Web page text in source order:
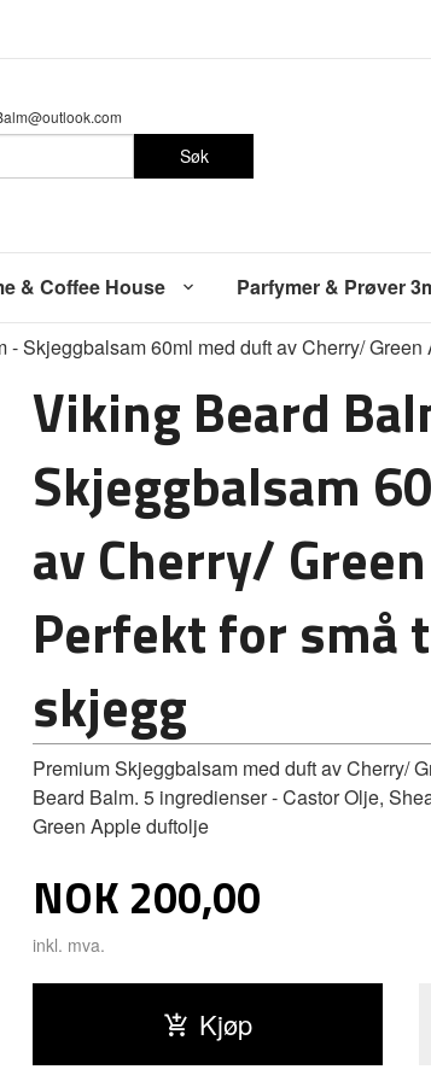
Søk
& Coffee House Parfymer & Prøver
- Skjeggbalsam 60ml med duft av Cherry/
Next
Viking Beard
Skjeggbalsam
av Cherry/
Perfekt for små
skjegg
Premium Skjeggbalsam med duft av Cherry/
Beard Balm. 5 ingredienser - Castor Olje,
Green Apple duftolje
Pris
NOK 200,00
inkl. mva.
Kjøp